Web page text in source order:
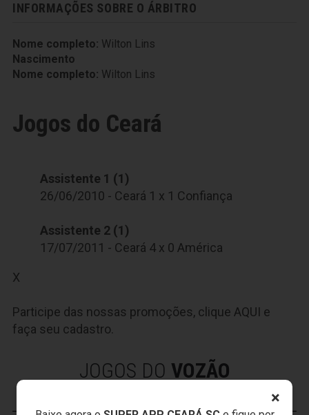
×
INFORMAÇÕES SOBRE O ÁRBITRO
Nome completo: Wilton Lins
Nascimento
Nome completo: Wilton Lins
Jogos do Ceará
Assistente 1 (1)
26/06/2010 - Ceará 1 x 1 Confiança
Assistente 2 (1)
17/07/2011 - Ceará 4 x 0 América
X
Participe das nossas promoções, clique AQUI e
faça seu cadastro.
JOGOS DO VOZÃO